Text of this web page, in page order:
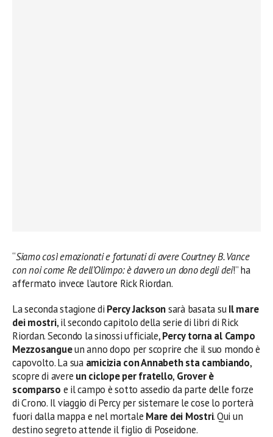
“Siamo così emozionati e fortunati di avere Courtney B. Vance
con noi come Re dell’Olimpo: è davvero un dono degli dei!” ha
affermato invece l’autore Rick Riordan.
La seconda stagione di Percy Jacksonsarà basata suIl mare
dei mostri, il secondo capitolo della serie di libri di Rick
Riordan. Secondo la sinossi ufficiale,Percy torna al Campo
Mezzosangueun anno dopo per scoprire che il suo mondo è
capovolto. La sua amicizia con Annabeth sta cambiando,
scopre di avere un ciclope per fratello, Grover è
scomparso e il campo è sotto assedio da parte delle forze
di Crono. Il viaggio di Percy per sistemare le cose lo porterà
fuori dalla mappa e nel mortale Mare dei Mostri. Qui un
destino segreto attende il figlio di Poseidone.